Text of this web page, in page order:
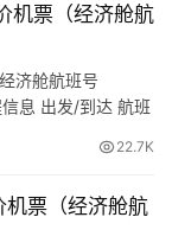
机票（经济舱航
济舱航班号
息 出发/到达 航班
出发(TakeOff…
22.7K
机票（经济舱航